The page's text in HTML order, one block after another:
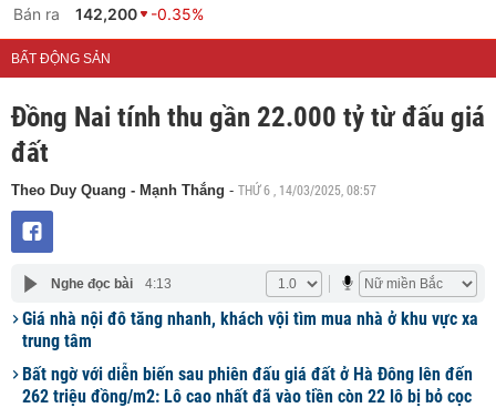
Bán ra
142,200 -0.35%
BẤT ĐỘNG SẢN
Đồng Nai tính thu gần 22.000 tỷ từ đấu giá
đất
Theo Duy Quang - Mạnh Thắng - THỨ 6 , 14/03/2025, 08:57
Nghe đọc bài 4:13
Giá nhà nội đô tăng nhanh, khách vội tìm mua nhà ở khu vực xa
trung tâm
Bất ngờ với diễn biến sau phiên đấu giá đất ở Hà Đông lên đến
262 triệu đồng/m2: Lô cao nhất đã vào tiền còn 22 lô bị bỏ cọc